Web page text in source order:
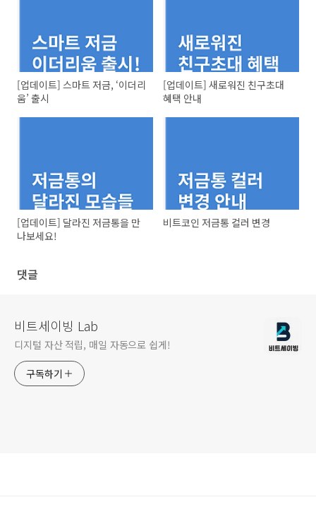
[업데이트] 스마트 저금, ‘이더리
움’ 출시
[업데이트] 새로워진 친구초대
혜택 안내
[업데이트] 달라진 저금통을 만
나보세요!
비트코인 저금통 컬러 변경
댓글
비트세이빙 Lab
디지털 자산 적립, 매일 자동으로 쉽게!
구독하기